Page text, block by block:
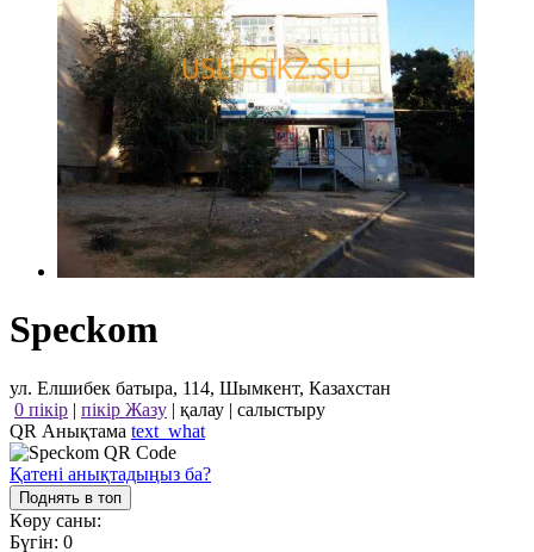
Speckom
ул. Елшибек батыра, 114, Шымкент, Казахстан
0 пікір | пікір Жазу | қалау | салыстыру
QR Анықтама text_what
Қатені анықтадыңыз ба?
Поднять в топ
Көру саны:
Бүгін: 0